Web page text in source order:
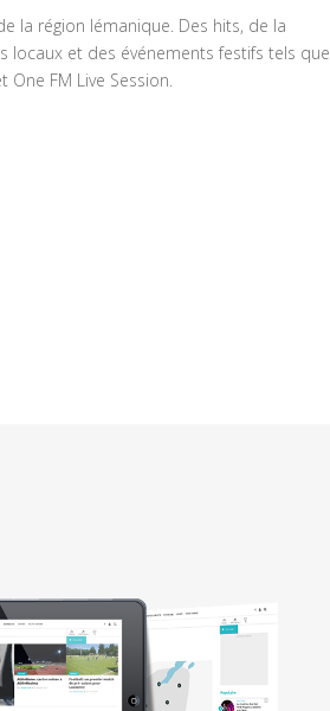
la région lémanique. Des hits, de la
locaux et des événements festifs tels que
One FM Live Session.